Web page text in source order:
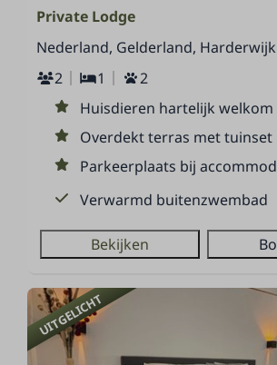
Private Lodge
Nederland, Gelderland, Harderwijk
2
1
2
Huisdieren hartelijk welkom
Overdekt terras met tuinset
Parkeerplaats bij
Verwarmd buitenzwembad
Bekijken
UITGELICHT